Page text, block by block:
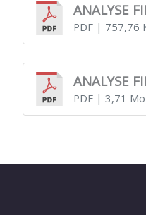
ANALYSE
PDF| 757,76
ANALYSE
PDF| 3,71 Mo